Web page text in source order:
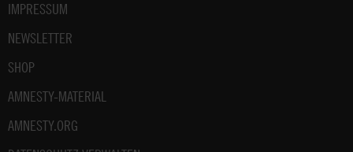
IMPRESSUM
NEWSLETTER
SHOP
AMNESTY-MATERIAL
AMNESTY.ORG